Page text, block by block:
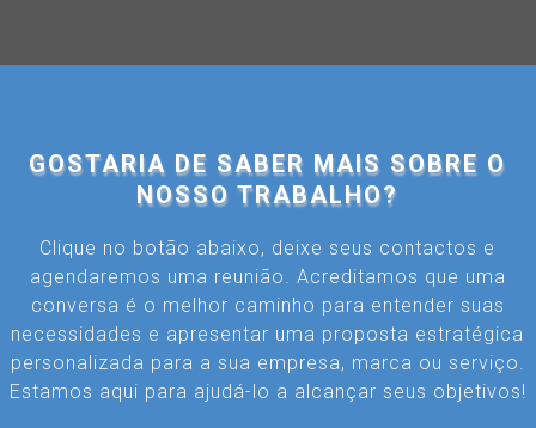
HELENA MARQUES
GOSTARIA DE SABER MAIS SOBRE O
NOSSO TRABALHO?
Clique no botão abaixo, deixe seus contactos e
agendaremos uma reunião. Acreditamos que uma
conversa é o melhor caminho para entender suas
necessidades e apresentar uma proposta estratégica
personalizada para a sua empresa, marca ou serviço.
Estamos aqui para ajudá-lo a alcançar seus objetivos!